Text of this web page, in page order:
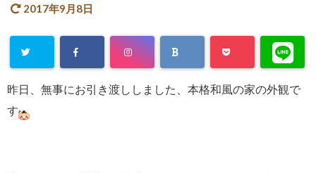
2017年9月8日
昨日、無事にお引き渡ししました、本格和風の家の外観で
す